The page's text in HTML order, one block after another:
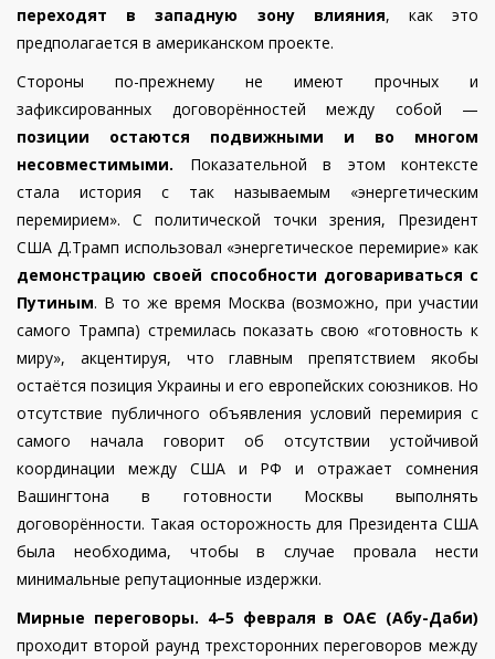
переходят в западную зону влияния, как это
предполагается в американском проекте.
Стороны по-прежнему не имеют прочных и
зафиксированных договорённостей между собой —
позиции остаются подвижными и во многом
несовместимыми.
Показательной в этом контексте
стала история с так называемым «энергетическим
перемирием».
С политической точки зрения, Президент
США Д.Трамп использовал «энергетическое перемирие» как
демонстрацию своей способности договариваться с
Путиным. В то же время Москва (возможно, при участии
самого Трампа) стремилась показать свою «готовность к
миру», акцентируя, что главным препятствием якобы
остаётся позиция Украины и его европейских союзников. Но
отсутствие публичного объявления условий перемирия с
самого начала говорит об отсутствии устойчивой
координации между США и РФ и отражает сомнения
Вашингтона в готовности Москвы выполнять
договорённости. Такая осторожность для Президента США
была необходима, чтобы в случае провала нести
минимальные репутационные издержки.
Мирные переговоры. 4–5 февраля в ОАЄ (Абу-Даби)
проходит второй раунд трехсторонних переговоров между